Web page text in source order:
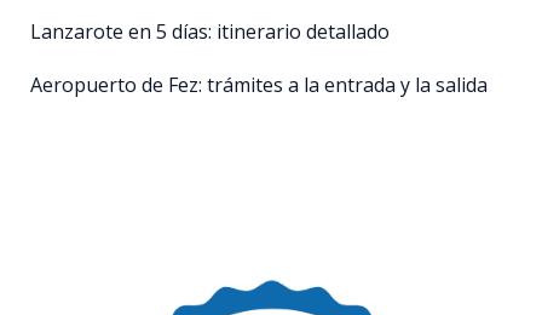
Lanzarote en 5 días: itinerario detallado
Aeropuerto de Fez: trámites a la entrada y la salida